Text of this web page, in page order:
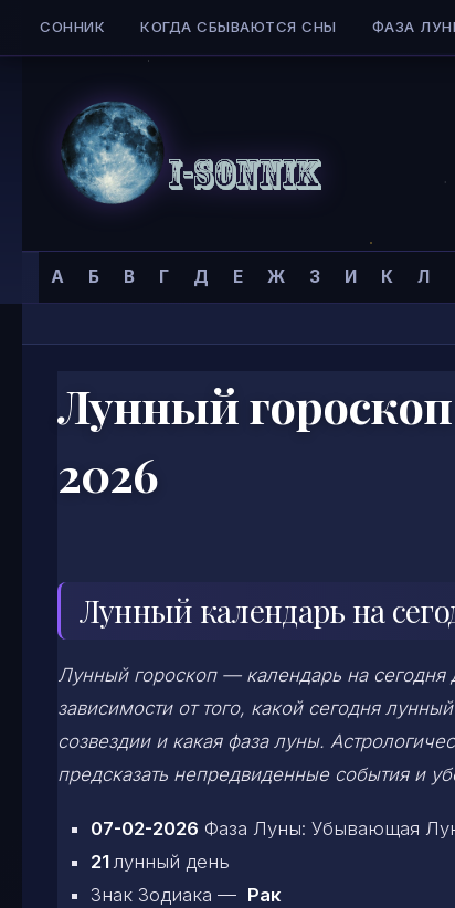
Skip to content
СОННИК КОГДА СБЫВАЮТСЯ СНЫ ФАЗА
Сонник
I-
А Б В Г Д Е Ж З И К Л
Главная страница
Лунный
2026
Лунный календарь на
Лунный гороскоп — календарь на сегодня
зависимости от того, какой сегодня
созвездии и какая фаза луны.
предсказать непредвиденные события и
07-02-2026 Фаза Луны: Убывающая
21лунный день
Знак Зодиака — Рак